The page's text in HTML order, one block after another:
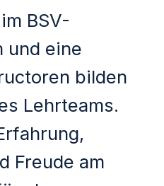
BSV-
und eine
bilden
Lehrteams.
Freude am